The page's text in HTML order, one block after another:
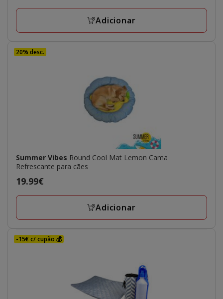
a
44.99€
Adicionar
20% desc.
Summer Vibes Round Cool Mat Lemon Cama
Refrescante para cães
Preço
19.99€
19.99€
Adicionar
-15€ c/ cupão 💰